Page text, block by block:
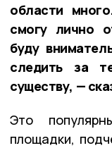
области
смогу лично
буду
следить за
существу, —
Это
площадки,